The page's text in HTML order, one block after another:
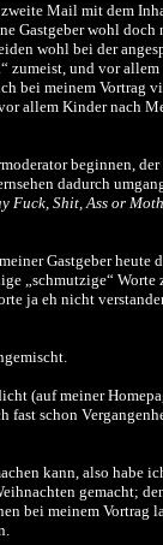
Mail mit dem
Gastgeber wohl
wohl bei der
zumeist, und vor
bei meinem Vortrag
allem Kinder nach
beginnen,
dadurch
Fuck, Shit, Ass or
Gastgeber heute
„schmutzige“ Worte
ja eh nicht
(auf meiner
fast schon
kann, also habe
gemacht;
bei meinem Vortrag